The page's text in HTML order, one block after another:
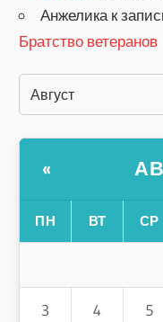
Анжеликак
Братство ветеранов
«
ПН ВТ СР
3 4 5